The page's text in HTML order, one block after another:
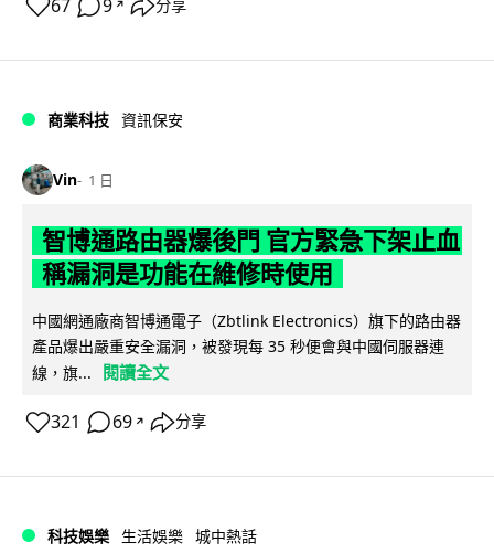
67 9 ↗ 分享
商業科技 資訊保安
Vin 1 日
智博通路由器爆後門 官方緊急下架止血
稱漏洞是功能在維修時使用
中國網通廠商智博通電子（Zbtlink Electronics）旗下的路由器
產品爆出嚴重安全漏洞，被發現每 35 秒便會與中國伺服器連
線，旗...
閱讀全文
321 69 ↗ 分享
科技娛樂 生活娛樂 城中熱話